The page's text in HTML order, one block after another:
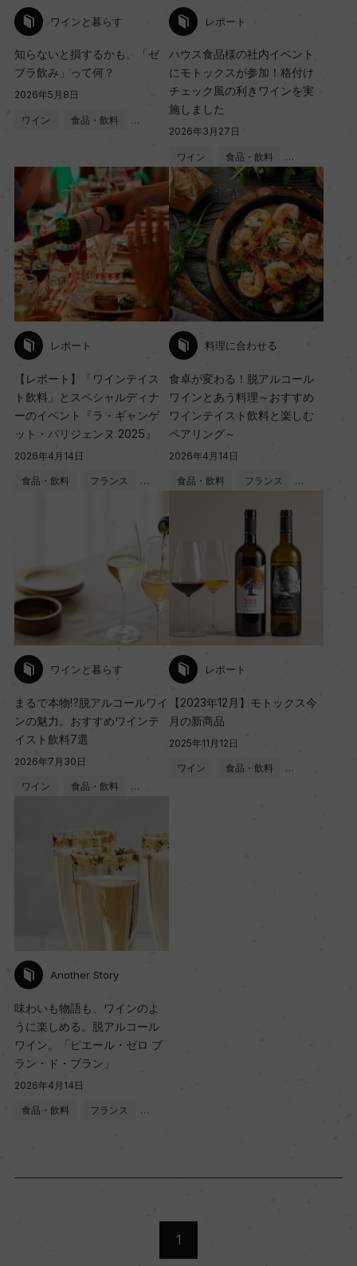
ワインと暮らす
知らないと損するかも。「ゼ
ブラ飲み」って何？
2026年5月8日
ワイン 食品・飲料 …
レポート
ハウス食品様の社内イベント
にモトックスが参加！格付け
チェック風の利きワインを実
施しました
2026年3月27日
ワイン 食品・飲料 …
レポート
【レポート】「ワインテイス
ト飲料」とスペシャルディナ
ーのイベント『ラ・ギャンゲ
ット・パリジェンヌ 2025』
2026年4月14日
食品・飲料 フランス …
料理に合わせる
食卓が変わる！脱アルコール
ワインとあう料理～おすすめ
ワインテイスト飲料と楽しむ
ペアリング～
2026年4月14日
食品・飲料 フランス …
ワインと暮らす
まるで本物!?脱アルコールワイ
ンの魅力。おすすめワインテ
イスト飲料7選
2026年7月30日
ワイン 食品・飲料 …
レポート
【2023年12月】モトックス今
月の新商品
2025年11月12日
ワイン 食品・飲料 …
Another Story
味わいも物語も、ワインのよ
うに楽しめる。脱アルコール
ワイン。「ピエール・ゼロ ブ
ラン・ド・ブラン」
2026年4月14日
食品・飲料 フランス …
1